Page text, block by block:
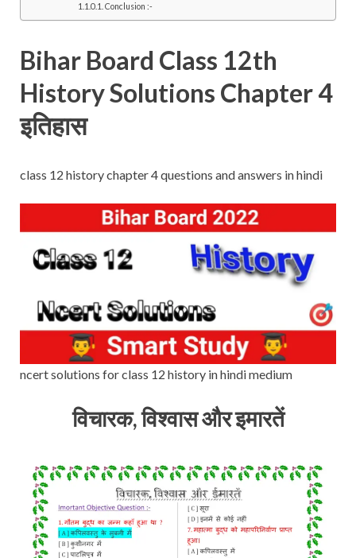
Conclusion :-
Bihar Board Class 12th
History Solutions Chapter 4
इतिहास
class 12 history chapter 4 questions and answers in hindi
ncert solutions for class 12 history in hindi medium
विचारक, विश्वास और इमारतें